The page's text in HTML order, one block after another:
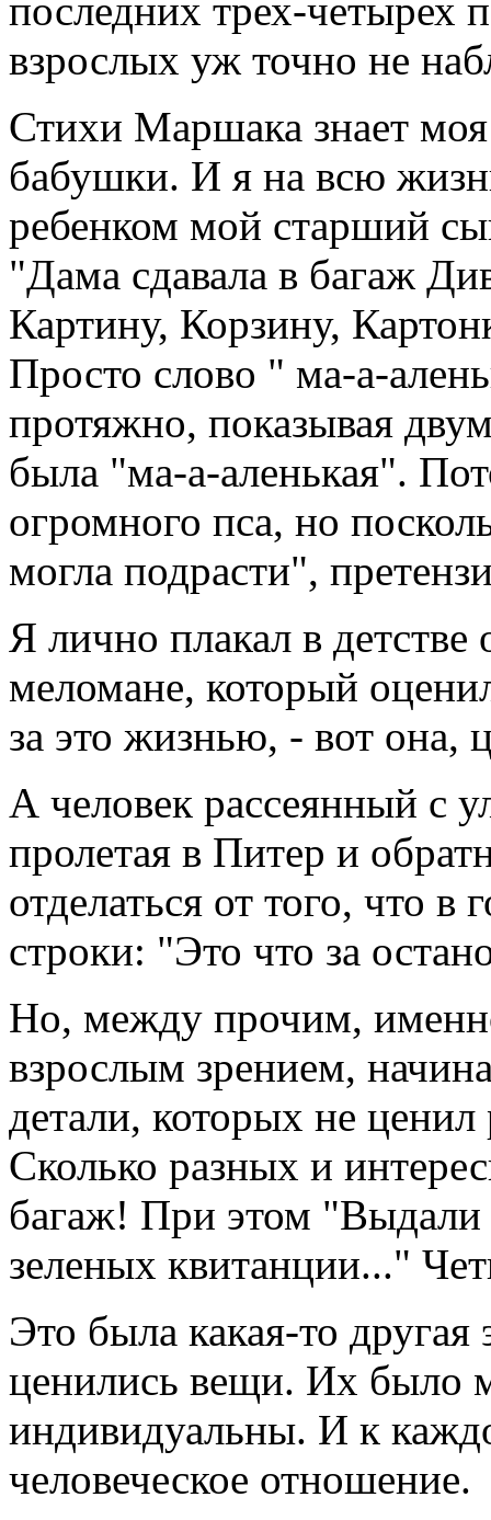
последних трех-четырех
взрослых уж точно не
Стихи Маршака знает
бабушки. И я на всю
ребенком мой старший
"Дама сдавала в багаж
Картину, Корзину,
Просто слово " ма-а-
протяжно, показывая
была "ма-а-аленькая".
огромного пса, но
могла подрасти",
Я лично плакал в
меломане, который
за это жизнью, - вот она,
А человек рассеянный с
пролетая в Питер и
отделаться от того, что в
строки: "Это что за
Но, между прочим,
взрослым зрением,
детали, которых не
Сколько разных и
багаж! При этом "Выдали
зеленых квитанции..."
Это была какая-то другая
ценились вещи. Их было
индивидуальны. И к
человеческое отношение.